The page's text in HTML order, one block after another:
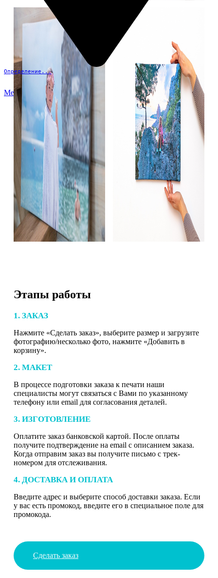
Определение...
Меню
Этапы работы
1. ЗАКАЗ
Нажмите «Сделать заказ», выберите размер и загрузите
фотографию/несколько фото, нажмите «Добавить в
корзину».
2. МАКЕТ
В процессе подготовки заказа к печати наши
специалисты могут связаться с Вами по указанному
телефону или email для согласования деталей.
3. ИЗГОТОВЛЕНИЕ
Оплатите заказ банковской картой. После оплаты
получите подтверждение на email с описанием заказа.
Когда отправим заказ вы получите письмо с трек-
номером для отслеживания.
4. ДОСТАВКА И ОПЛАТА
Введите адрес и выберите способ доставки заказа. Если
у вас есть промокод, введите его в специальное поле для
промокода.
Сделать заказ